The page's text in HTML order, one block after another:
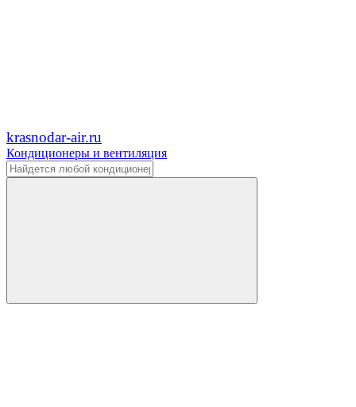
krasnodar-air.ru
Кондиционеры и вентиляция